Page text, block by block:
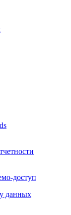
доступ
данных